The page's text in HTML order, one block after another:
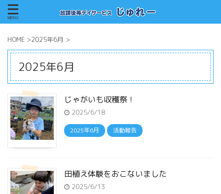
HOME >2025年6月 >
2025年6月
じゃがいも収穫祭！
2025/6/18
2025年6月 活動報告
田植え体験をおこないました
2025/6/13